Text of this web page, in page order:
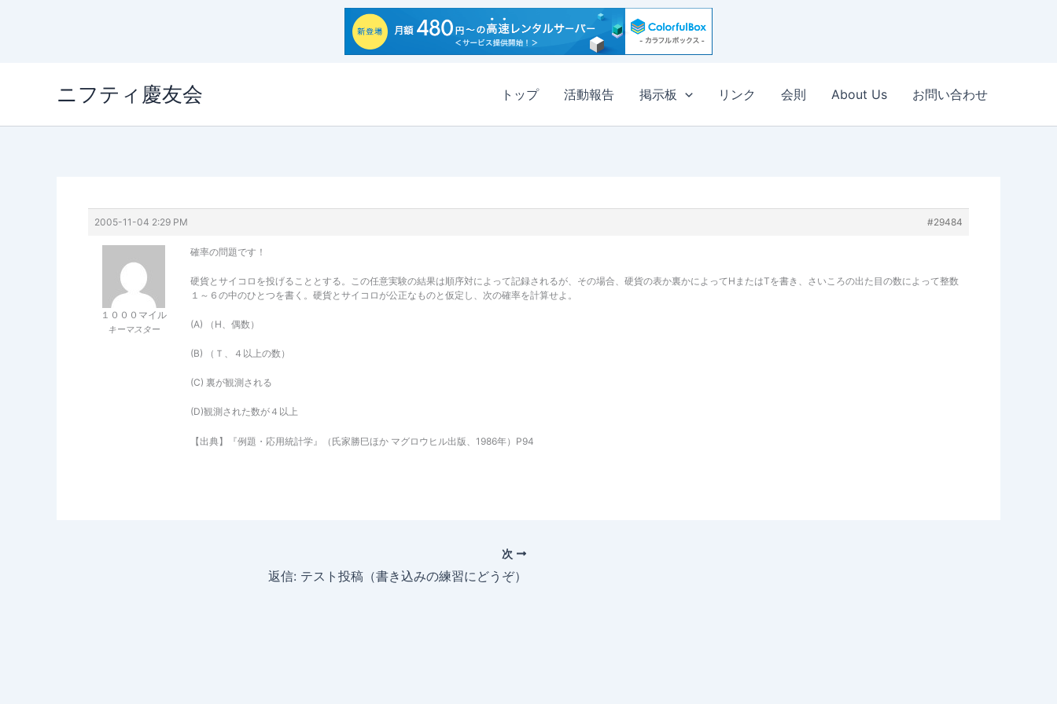
ニフティ慶友会 トップ 活動報告 掲示板 リンク 会則 About Us お問い合わせ
2005-11-04 2:29 PM #29484
１０００マイル
キーマスター
確率の問題です！
硬貨とサイコロを投げることとする。この任意実験の結果は順序対によって記録されるが、その場合、硬貨の表か裏かによってHまたはTを書き、さいころの出た目の数によって整数
１～６の中のひとつを書く。硬貨とサイコロが公正なものと仮定し、次の確率を計算せよ。
(A) （H、偶数）
(B) （Ｔ、４以上の数）
(C) 裏が観測される
(D)観測された数が４以上
【出典】『例題・応用統計学』（氏家勝巳ほか マグロウヒル出版、1986年）P94
次
返信: テスト投稿（書き込みの練習にどうぞ）